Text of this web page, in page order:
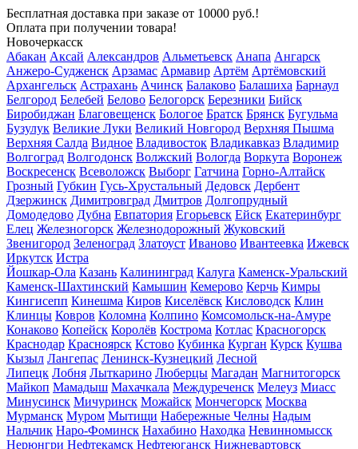
Бесплатная доставка при заказе от 10000 руб.!
Оплата при получении товара!
Новочеркасск
Абакан Аксай Александров Альметьевск Анапа Ангарск
Анжеро-Судженск Арзамас Армавир Артём Артёмовский
Архангельск Астрахань Ачинск Балаково Балашиха Барнаул
Белгород Белебей Белово Белогорск Березники Бийск
Биробиджан Благовещенск Бологое Братск Брянск Бугульма
Бузулук Великие Луки Великий Новгород Верхняя Пышма
Верхняя Салда Видное Владивосток Владикавказ Владимир
Волгоград Волгодонск Волжский Вологда Воркута Воронеж
Воскресенск Всеволожск Выборг Гатчина Горно-Алтайск
Грозный Губкин Гусь-Хрустальный Дедовск Дербент
Дзержинск Димитровград Дмитров Долгопрудный
Домодедово Дубна Евпатория Егорьевск Ейск Екатеринбург
Елец Железногорск Железнодорожный Жуковский
Звенигород Зеленоград Златоуст Иваново Ивантеевка Ижевск
Иркутск Истра
Йошкар-Ола Казань Калининград Калуга Каменск-Уральский
Каменск-Шахтинский Камышин Кемерово Керчь Кимры
Кингисепп Кинешма Киров Киселёвск Кисловодск Клин
Клинцы Ковров Коломна Колпино Комсомольск-на-Амуре
Конаково Копейск Королёв Кострома Котлас Красногорск
Краснодар Красноярск Кстово Кубинка Курган Курск Кушва
Кызыл Лангепас Ленинск-Кузнецкий Лесной
Липецк Лобня Лыткарино Люберцы Магадан Магнитогорск
Майкоп Мамадыш Махачкала Междуреченск Мелеуз Миасс
Минусинск Мичуринск Можайск Мончегорск Москва
Мурманск Муром Мытищи Набережные Челны Надым
Нальчик Наро-Фоминск Нахабино Находка Невинномысск
Нерюнгри Нефтекамск Нефтеюганск Нижневартовск